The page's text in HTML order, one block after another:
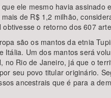
ele mesmo havia
de R$ 1,2 milhão,
o retorno dos 607
são os mantos da etnia
Um dos mantos será
Rio de Janeiro, já que o
seu povo titular originário.
ancestrais que é para a